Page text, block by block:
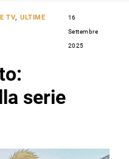
TV,ULTIME
16
Settembre
2025
serie